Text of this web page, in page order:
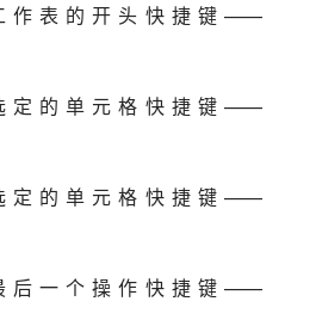
作表的开头快捷键——
定的单元格快捷键——
定的单元格快捷键——
后一个操作快捷键——